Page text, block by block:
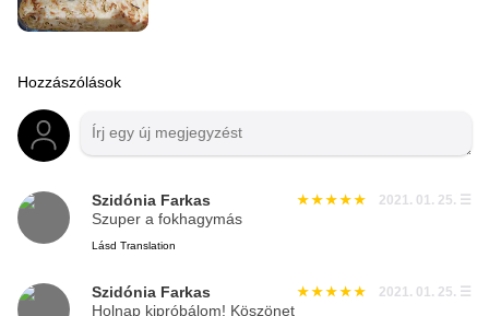
Hozzászólások
Szidónia Farkas 2021. 01. 25. ☰
Szuper a fokhagymás
Lásd Translation
Szidónia Farkas 2021. 01. 25. ☰
Holnap kipróbálom! Köszönet